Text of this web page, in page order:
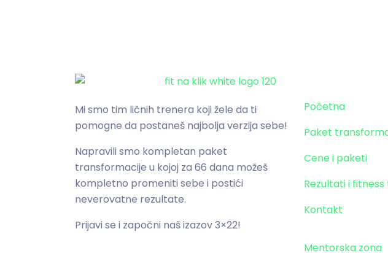
Mi smo tim ličnih trenera koji žele da ti
pomogne da postaneš najbolja verzija sebe!
Napravili smo kompletan paket
transformacije u kojoj za 66 dana možeš
kompletno promeniti sebe i postići
neverovatne rezultate.
Prijavi se i započni naš izazov 3×22!
Početna
Paket
Cene i paketi
Rezultati i
Kontakt
Mentorska zona